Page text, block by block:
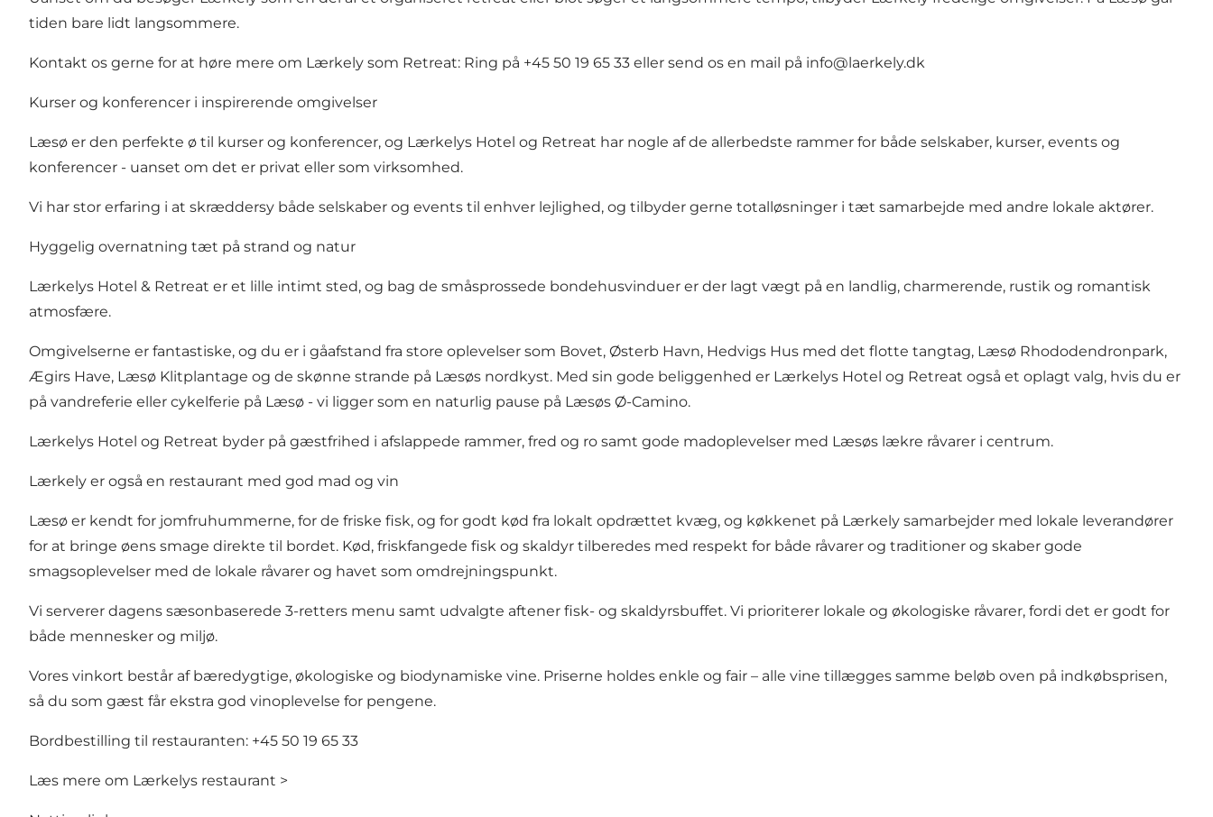
tiden bare lidt langsommere.
Kontakt os gerne for at høre mere om Lærkely som Retreat: Ring på +45 50 19 65 33 eller send os en mail på info@laerkely.dk
Kurser og konferencer i inspirerende omgivelser
Læsø er den perfekte ø til kurser og konferencer, og Lærkelys Hotel og Retreat har nogle af de allerbedste rammer for både selskaber, kurser, events og
konferencer - uanset om det er privat eller som virksomhed.
Vi har stor erfaring i at skræddersy både selskaber og events til enhver lejlighed, og tilbyder gerne totalløsninger i tæt samarbejde med andre lokale aktører.
Hyggelig overnatning tæt på strand og natur
Lærkelys Hotel & Retreat er et lille intimt sted, og bag de småsprossede bondehusvinduer er der lagt vægt på en landlig, charmerende, rustik og romantisk
atmosfære.
Omgivelserne er fantastiske, og du er i gåafstand fra store oplevelser som Bovet, Østerb Havn, Hedvigs Hus med det flotte tangtag, Læsø Rhododendronpark,
Ægirs Have, Læsø Klitplantage og de skønne strande på Læsøs nordkyst. Med sin gode beliggenhed er Lærkelys Hotel og Retreat også et oplagt valg, hvis du er
på vandreferie eller cykelferie på Læsø - vi ligger som en naturlig pause på Læsøs Ø-Camino.
Lærkelys Hotel og Retreat byder på gæstfrihed i afslappede rammer, fred og ro samt gode madoplevelser med Læsøs lækre råvarer i centrum.
Lærkely er også en restaurant med god mad og vin
Læsø er kendt for jomfruhummerne, for de friske fisk, og for godt kød fra lokalt opdrættet kvæg, og køkkenet på Lærkely samarbejder med lokale leverandører
for at bringe øens smage direkte til bordet. Kød, friskfangede fisk og skaldyr tilberedes med respekt for både råvarer og traditioner og skaber gode
smagsoplevelser med de lokale råvarer og havet som omdrejningspunkt.
Vi serverer dagens sæsonbaserede 3-retters menu samt udvalgte aftener fisk- og skaldyrsbuffet. Vi prioriterer lokale og økologiske råvarer, fordi det er godt for
både mennesker og miljø.
Vores vinkort består af bæredygtige, økologiske og biodynamiske vine. Priserne holdes enkle og fair – alle vine tillægges samme beløb oven på indkøbsprisen,
så du som gæst får ekstra god vinoplevelse for pengene.
Bordbestilling til restauranten: +45 50 19 65 33
Læs mere om Lærkelys restaurant >